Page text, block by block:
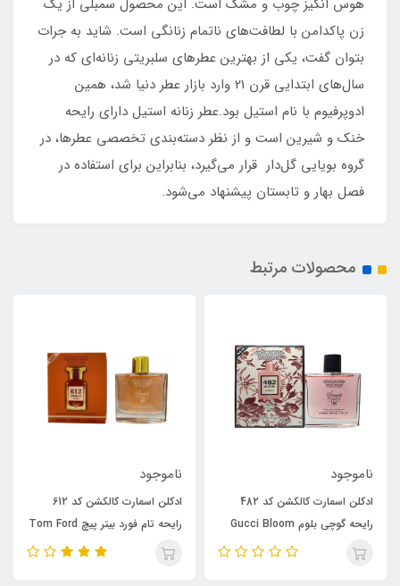
هوس انگیز چوب و مشک است. این محصول سمبلی از یک
زن پاکدامن با لطافت‌های ناتمام زنانگی است. شاید به جرات
بتوان گفت، یکی از بهترین عطرهای سلبریتی زنانه‌ای که در
سال‌های ابتدایی قرن 21 وارد بازار عطر دنیا شد، همین
ادوپرفیوم با نام استیل بود.عطر زنانه استیل دارای رایحه
خنک و شیرین است و از نظر دسته‌بندی تخصصی عطرها، در
گروه بویایی گل‌دار قرار می‌گیرد، بنابراین برای استفاده در
فصل بهار و تابستان پیشنهاد می‌شود.
محصولات مرتبط
ناموجود
ادکلن اسمارت کالکشن کد 482
رایحه گوچی بلوم Gucci Bloom
ناموجود
ادکلن اسمارت کالکشن کد 612
رایحه تام فورد بیتر پیچ Tom Ford
Bitter Peach